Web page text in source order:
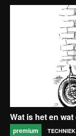
Wat is het en
premium TECHNIEK